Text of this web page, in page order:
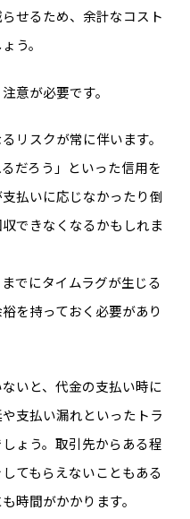
せるため、余計なコスト
う。
意が必要です。
リスクが常に伴います。
だろう」といった信用を
払いに応じなかったり倒
できなくなるかもしれま
でにタイムラグが生じる
を持っておく必要があり
いと、代金の支払い時に
支払い漏れといったトラ
ょう。取引先からある程
てもらえないこともある
時間がかかります。